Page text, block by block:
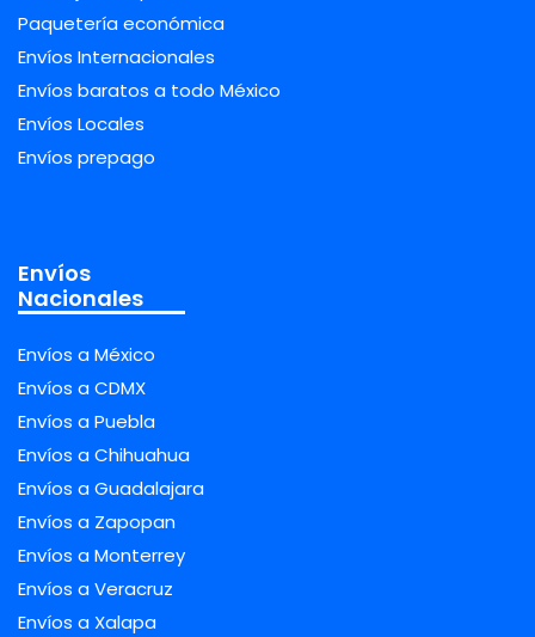
Paquetería económica
Envíos Internacionales
Envíos baratos a todo México
Envíos Locales
Envíos prepago
Envíos
Nacionales
Envíos a México
Envíos a CDMX
Envíos a Puebla
Envíos a Chihuahua
Envíos a Guadalajara
Envíos a Zapopan
Envíos a Monterrey
Envíos a Veracruz
Envíos a Xalapa